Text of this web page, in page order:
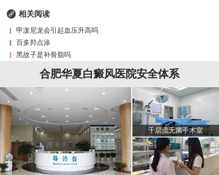
相关阅读
甲泼尼龙会引起血压升高吗
百多邦点涂
黑故子是补骨脂吗
合肥华夏白癜风医院安全体系
千层流无菌手术室